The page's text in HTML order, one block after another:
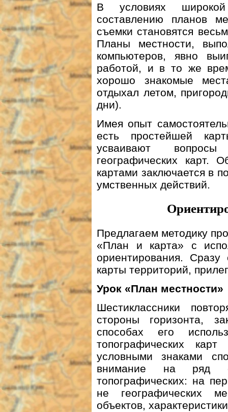
В условиях
составлению планов
съемки становятся
Планы местности,
компьютеров, явно
работой, и в то же
хорошо знакомые
отдыхал летом,
дни).
Имея опыт
есть простейшей
усваивают
географических карт.
картами заключается в
умственных действий.
Предлагаем методику
«План и карта» с
ориентирования.
карты территорий,
Урок «План местности»
Шестиклассники
стороны горизонта,
способах его
топографических
условными знаками
внимание на ряд
топографических: на
не географических
объектов,